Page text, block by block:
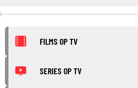
FILMS OP TV
SERIES OP TV